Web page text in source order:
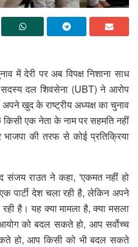
में देरी पर अब विपक्ष निशाना साध
दल शिवसेना (UBT) ने आरोप
अपने खुद के राष्ट्रीय अध्यक्ष का चुनाव
किसी एक नेता के नाम पर सहमति नहीं
की तरफ से कोई प्रतिक्रिया
संजय राउत ने कहा, 'एकमत नहीं हो
पार्टी देश चला रही है, लेकिन अपने
है। यह क्या मामला है, क्या मसला
को बदल सकते हो, आप सर्वोच्च
हो, आप किसी को भी बदल सकते